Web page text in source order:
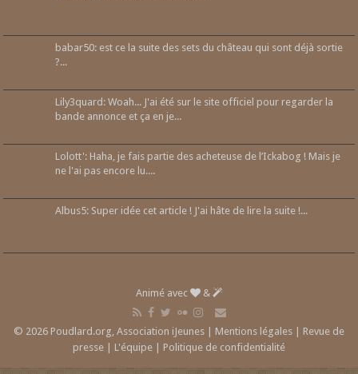
babar50: est ce la suite des sets du château qui sont déjà sortie
?...
Lily3quard: Woah... J'ai été sur le site officiel pour regarder la
bande annonce et ça en je...
Lolott': Haha, je fais partie des acheteuse de l’Ickabog ! Mais je
ne l'ai pas encore lu....
Albus5: Super idée cet article ! J'ai hâte de lire la suite !...
Animé avec &
© 2026 Poudlard.org, Association iJeunes | Mentions légales | Revue de
presse | L'équipe | Politique de confidentialité